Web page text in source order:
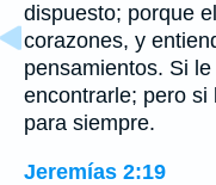
dispuesto; porque
corazones, y
pensamientos. Si
encontrarle; pero si
para siempre.
Jeremías 2:19